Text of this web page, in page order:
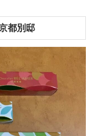
都別邸